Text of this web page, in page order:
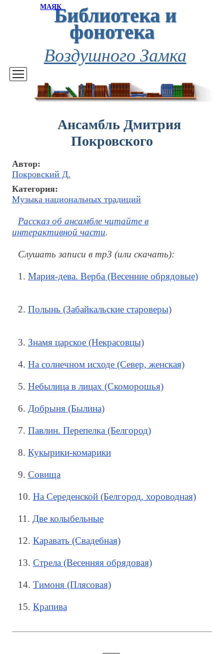
МАЯКБиблиотека и
фонотека
Воздушного Замка
Ансамбль Дмитрия
Покровского
Автор:
Покровский Д.
Категория:
Музыка национальных традиций
Рассказ об ансамбле читайте в
интерактивной части.
Слушать записи в mp3 (или скачать):
1. Мария-дева. Верба (Весенние обрядовые)
2. Полынь (Забайкальские староверы)
3. Знамя царское (Некрасовцы)
4. На солнечном исходе (Север, женская)
5. Небылица в лицах (Скоморошья)
6. Добрыня (Былина)
7. Павлин. Перепелка (Белгород)
8. Кукырики-комарики
9. Совища
10. На Середенской (Белгород, хороводная)
11. Две колыбельные
12. Каравать (Свадебная)
13. Стрела (Весенняя обрядовая)
14. Тимоня (Плясовая)
15. Крапива